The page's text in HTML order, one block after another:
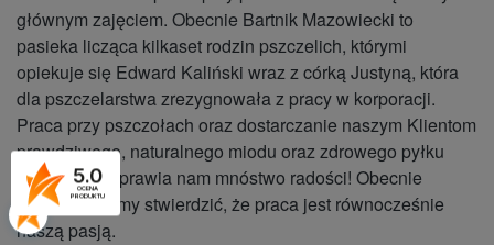
głównym zajęciem. Obecnie Bartnik Mazowiecki to
pasieka licząca kilkaset rodzin pszczelich, którymi
opiekuje się Edward Kaliński wraz z córką Justyną, która
dla pszczelarstwa zrezygnowała z pracy w korporacji.
Praca przy pszczołach oraz dostarczanie naszym Klientom
prawdziwego, naturalnego miodu oraz zdrowego pyłku
pszczelego sprawia nam mnóstwo radości! Obecnie
śmiało możemy stwierdzić, że praca jest równocześnie
naszą pasją.
5.0
OCENA
PRODUKTU